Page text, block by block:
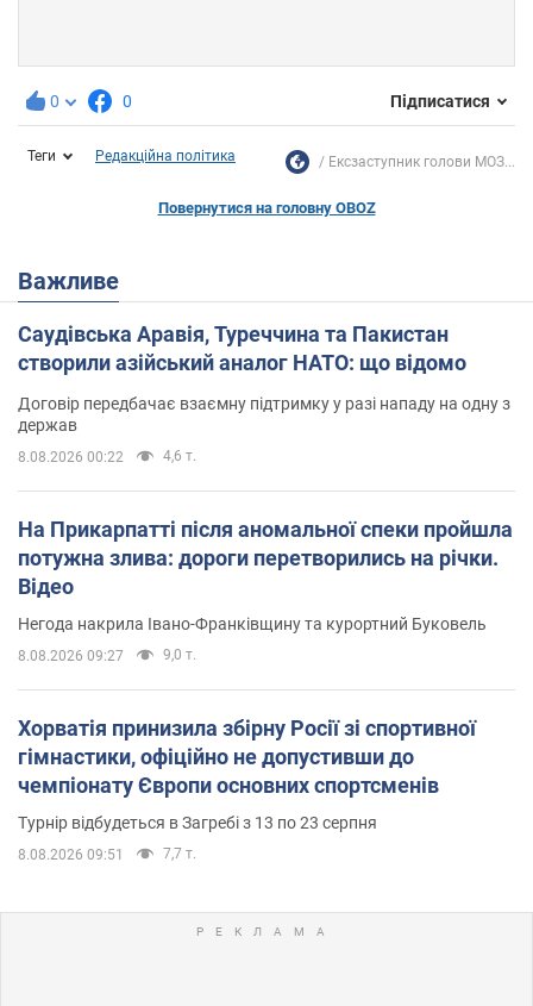
0 0 Підписатися
Теги Редакційна політика Ексзаступник голови МОЗ...
Повернутися на головну OBOZ
Важливе
Саудівська Аравія, Туреччина та Пакистан
створили азійський аналог НАТО: що відомо
Договір передбачає взаємну підтримку у разі нападу на одну з
держав
8.08.2026 00:22 4,6 т.
На Прикарпатті після аномальної спеки пройшла
потужна злива: дороги перетворились на річки.
Відео
Негода накрила Івано-Франківщину та курортний Буковель
8.08.2026 09:27 9,0 т.
Хорватія принизила збірну Росії зі спортивної
гімнастики, офіційно не допустивши до
чемпіонату Європи основних спортсменів
Турнір відбудеться в Загребі з 13 по 23 серпня
8.08.2026 09:51 7,7 т.